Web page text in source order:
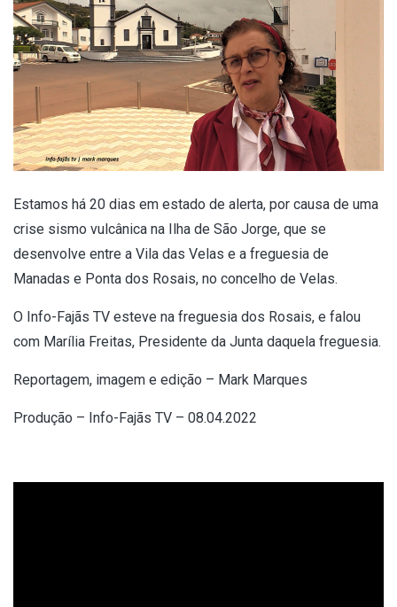
Estamos há 20 dias em estado de alerta, por causa de uma
crise sismo vulcânica na Ilha de São Jorge, que se
desenvolve entre a Vila das Velas e a freguesia de
Manadas e Ponta dos Rosais, no concelho de Velas.
O Info-Fajãs TV esteve na freguesia dos Rosais, e falou
com Marília Freitas, Presidente da Junta daquela freguesia.
Reportagem, imagem e edição – Mark Marques
Produção – Info-Fajãs TV – 08.04.2022